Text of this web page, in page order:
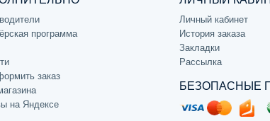
программа
заказ
на Яндексе
Личный кабинет
История заказа
Закладки
Рассылка
БЕЗОПАСНЫЕ